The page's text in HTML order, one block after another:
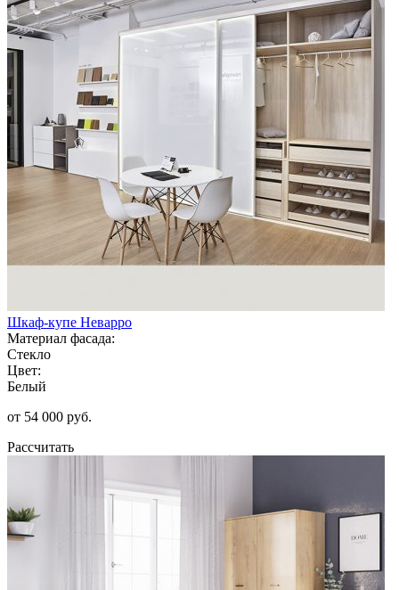
Шкаф-купе Неварро
Материал фасада:
Стекло
Цвет:
Белый
от 54 000 руб.
Рассчитать